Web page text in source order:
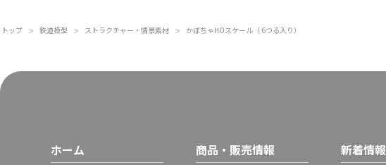
トップ ＞ 鉄道模型 ＞ ストラクチャー・情景素材 ＞ かぼちゃHOスケール（ 6つる入り）
ホーム 商品・販売情報 新着情報